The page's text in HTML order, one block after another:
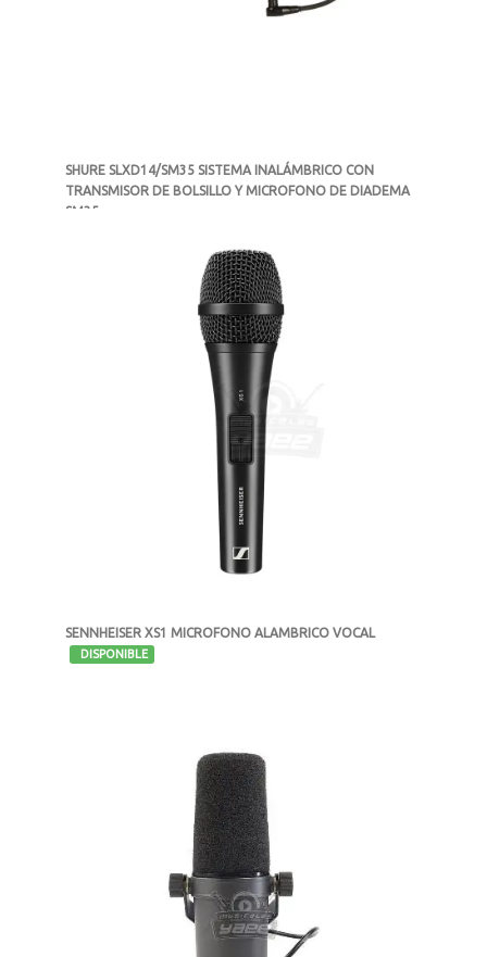
SHURE SLXD14/SM35 SISTEMA INALÁMBRICO CON
TRANSMISOR DE BOLSILLO Y MICROFONO DE DIADEMA
SM35
SENNHEISER XS1 MICROFONO ALAMBRICO VOCAL
DISPONIBLE